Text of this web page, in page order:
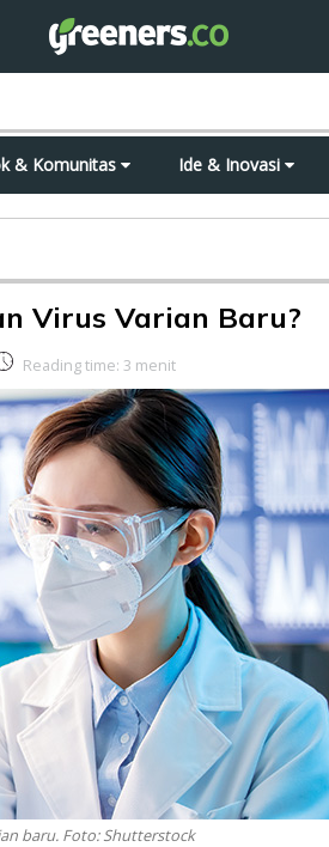
& Komunitas Ide & Inovasi
Virus Varian Baru?
Reading time: 3 menit
baru. Foto: Shutterstock